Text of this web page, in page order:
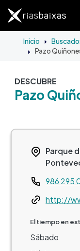
Inicio
Pazo
DESCUBRE
Pazo
Parque
Teléfono
986 295
Webhttp://
El tiempo en
Sábado